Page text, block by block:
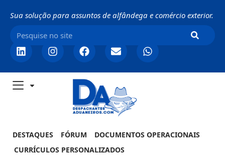
Sua solução para assuntos de alfândega e comércio exterior.
DESTAQUES FÓRUM
DOCUMENTOS OPERACIONAIS
CURRÍCULOS PERSONALIZADOS